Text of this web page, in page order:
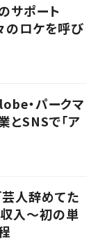
サポート
ロケを呼び
・パークマ
SNSで「ア
芸人辞めてた
入～初の単